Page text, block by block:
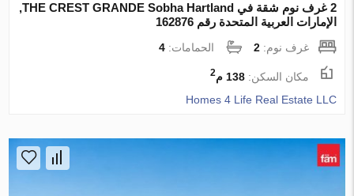
2 غرف نوم شقة في THE CREST GRANDE Sobha Hartland,
الإمارات العربية المتحدة رقم 162876
غرف نوم:2 الحمامات:4
مكان السكن:138 م 2
Homes 4 Life Real Estate LLC